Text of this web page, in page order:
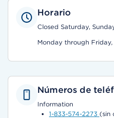
Horario
Closed Saturday,
Monday through
Números de
Information
1-833-574-2273 (sin